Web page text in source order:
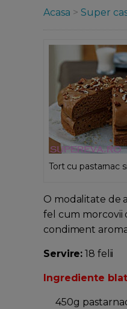
Acasa > Super
Tort cu pastarnac
O modalitate de
fel cum morcovii
condiment
Servire: 18 felii
Ingrediente
450g